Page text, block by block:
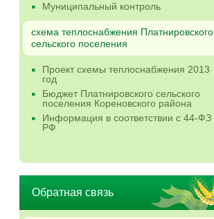
Муниципальный контроль
схема теплоснабжения Платнировского
сельского поселения
Проект схемы теплоснабжения 2013
год
Бюджет Платнировского сельского
поселения Кореновского района
Информация в соответствии с 44-ФЗ
РФ
Обратная связь